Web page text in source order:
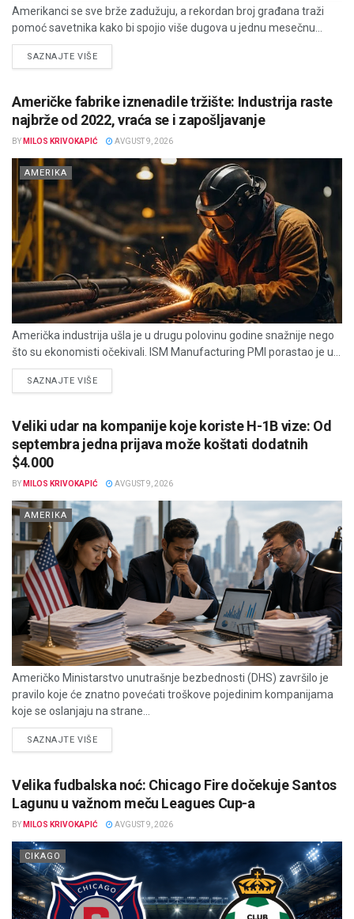
Amerikanci se sve brže zadužuju, a rekordan broj građana traži
pomoć savetnika kako bi spojio više dugova u jednu mesečnu...
SAZNAJTE VIŠEDETAILS
Američke fabrike iznenadile tržište: Industrija raste
najbrže od 2022, vraća se i zapošljavanje
BY MILOS KRIVOKAPIĆ AVGUST 9, 2026
AMERIKA
Američka industrija ušla je u drugu polovinu godine snažnije nego
što su ekonomisti očekivali. ISM Manufacturing PMI porastao je u...
SAZNAJTE VIŠEDETAILS
Veliki udar na kompanije koje koriste H-1B vize: Od
septembra jedna prijava može koštati dodatnih
$4.000
BY MILOS KRIVOKAPIĆ AVGUST 9, 2026
AMERIKA
Američko Ministarstvo unutrašnje bezbednosti (DHS) završilo je
pravilo koje će znatno povećati troškove pojedinim kompanijama
koje se oslanjaju na strane...
SAZNAJTE VIŠEDETAILS
Velika fudbalska noć: Chicago Fire dočekuje Santos
Lagunu u važnom meču Leagues Cup-a
BY MILOS KRIVOKAPIĆ AVGUST 9, 2026
CIKAGO